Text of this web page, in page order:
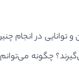
و توانایی در
چگونه